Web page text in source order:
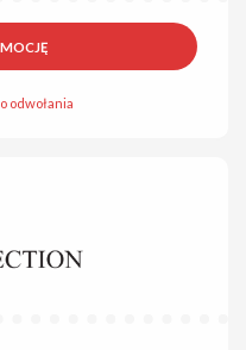
odwołania